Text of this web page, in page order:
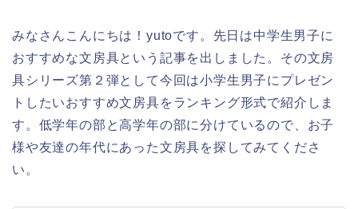
みなさんこんにちは！yutoです。先日は中学生男子に
おすすめな文房具という記事を出しました。その文房
具シリーズ第２弾として今回は小学生男子にプレゼン
トしたいおすすめ文房具をランキング形式で紹介しま
す。低学年の部と高学年の部に分けているので、お子
様や友達の年代にあった文房具を探してみてくださ
い。